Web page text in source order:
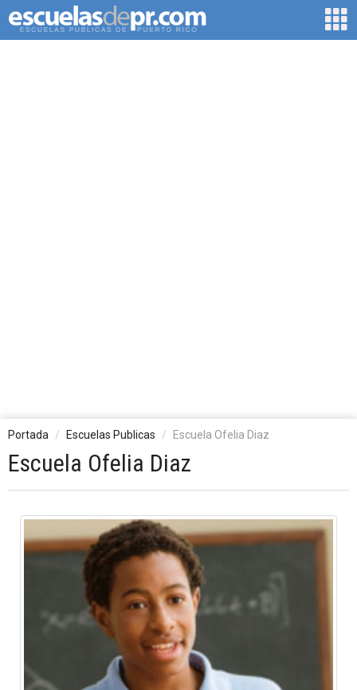
Portada Escuelas Publicas Escuela Ofelia Diaz
Escuela Ofelia Diaz